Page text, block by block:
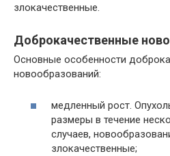
злокачественные.
Доброкачественные
Основные особенности
новообразований:
медленный рост.
размеры в течение
случаев,
злокачественные;